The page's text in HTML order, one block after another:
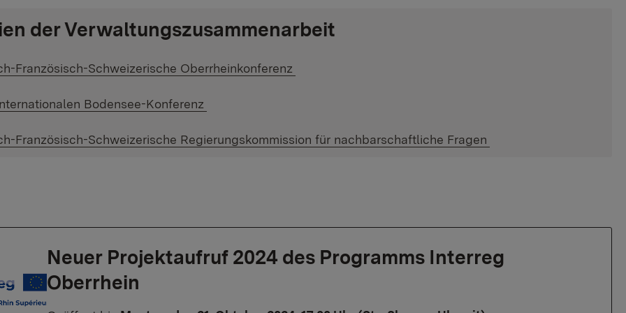
der Verwaltungszusammenarbeit
Link:
Französisch-Schweizerische Oberrheinkonferenz
Link: Bodensee-Konferenz
Link:
Französisch-Schweizerische Regierungskommission für nachbarschaftliche Fragen
Neuer Projektaufruf 2024 des Programms Interreg
Oberrhein